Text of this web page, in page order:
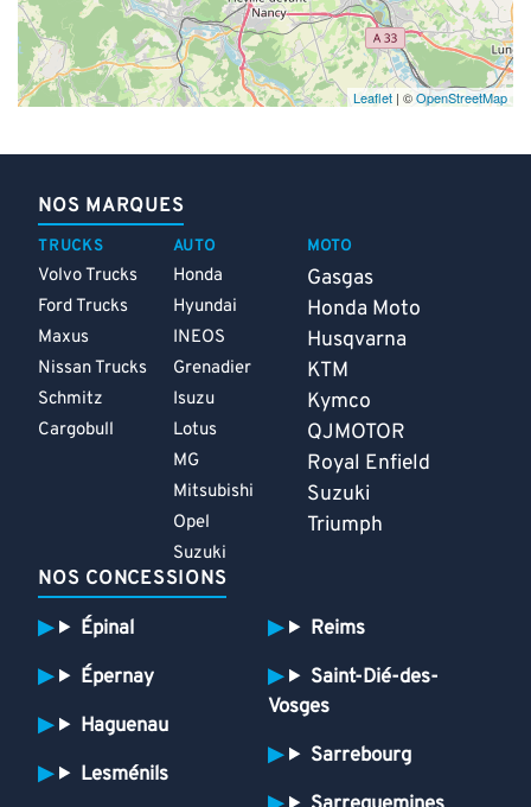
Leaflet | ©OpenStreetMap
NOS MARQUES
TRUCKS
Volvo Trucks
Ford Trucks
Maxus
Nissan Trucks
Schmitz
Cargobull
AUTO
Honda
Hyundai
INEOS
Grenadier
Isuzu
Lotus
MG
Mitsubishi
Opel
Suzuki
MOTO
Gasgas
Honda Moto
Husqvarna
KTM
Kymco
QJMOTOR
Royal Enfield
Suzuki
Triumph
NOS CONCESSIONS
Épinal
Épernay
Haguenau
Lesménils
Reims
Saint-Dié-des-
Vosges
Sarrebourg